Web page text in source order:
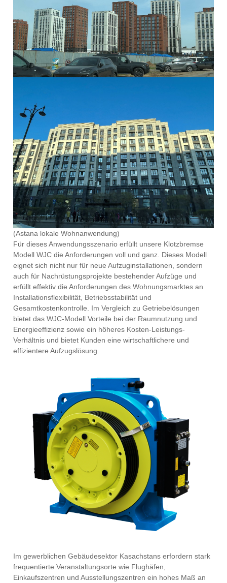
(Astana lokale Wohnanwendung)
Für dieses Anwendungsszenario erfüllt unsere Klotzbremse
Modell WJC die Anforderungen voll und ganz. Dieses Modell
eignet sich nicht nur für neue Aufzuginstallationen, sondern
auch für Nachrüstungsprojekte bestehender Aufzüge und
erfüllt effektiv die Anforderungen des Wohnungsmarktes an
Installationsflexibilität, Betriebsstabilität und
Gesamtkostenkontrolle. Im Vergleich zu Getriebelösungen
bietet das WJC-Modell Vorteile bei der Raumnutzung und
Energieeffizienz sowie ein höheres Kosten-Leistungs-
Verhältnis und bietet Kunden eine wirtschaftlichere und
effizientere Aufzugslösung.
Im gewerblichen Gebäudesektor Kasachstans erfordern stark
frequentierte Veranstaltungsorte wie Flughäfen,
Einkaufszentren und Ausstellungszentren ein hohes Maß an